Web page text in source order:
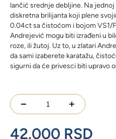
lančić srednje debljine. Na
diskretna brilijanta koji plene
0.04ct sa čistoćom i bojom VS1/
Andrejević mogu biti izrađeni u
roze, ili žutoj. Uz to, u zlatari
da sami izaberete karatažu,
sigurni da će privesci biti upravo
Privezak
sa
dijamantima
42.000 RSD